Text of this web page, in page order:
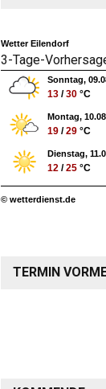
Wetter Eilendorf
3-Tage-
Sonntag,
13 /30 °C
Montag,
19 /29 °C
Dienstag,
12 /25 °C
© wetterdienst.de
TERMIN